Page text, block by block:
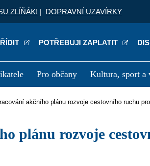
ZLÍŇÁK! | DOPRAVNÍ UZAVÍRKY
POTŘEBUJI ZAPLATIT
Pro občany Kultura, sport a
Kariéra
akčního plánu rozvoje cestovního ruchu